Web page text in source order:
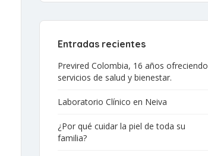
Entradas recientes
Previred Colombia, 16 años ofreciendo
servicios de salud y bienestar.
Laboratorio Clínico en Neiva
¿Por qué cuidar la piel de toda su
familia?